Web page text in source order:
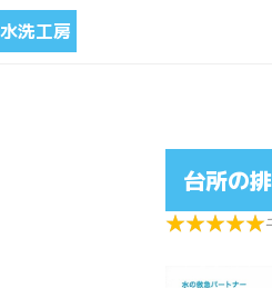
水洗工房
台所の
★★★★★
★★★★★